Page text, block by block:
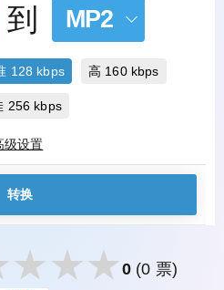
到 MP2
128 kbps 高 160 kbps
256 kbps
级设置
转换
0 (0 票)